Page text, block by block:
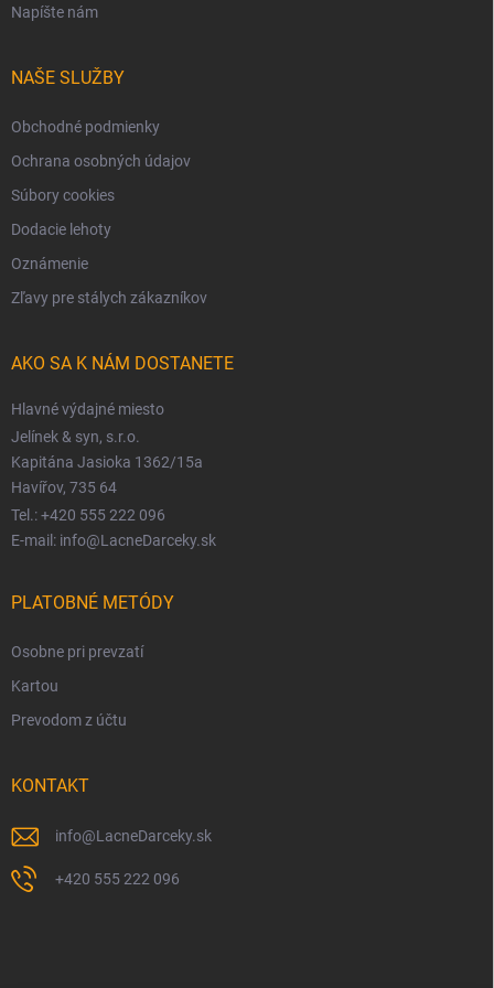
Napíšte nám
NAŠE SLUŽBY
Obchodné podmienky
Ochrana osobných údajov
Súbory cookies
Dodacie lehoty
Oznámenie
Zľavy pre stálych zákazníkov
AKO SA K NÁM DOSTANETE
Hlavné výdajné miesto
Jelínek & syn, s.r.o.
Kapitána Jasioka 1362/15a
Havířov, 735 64
Tel.: +420 555 222 096
E-mail: info@LacneDarceky.sk
PLATOBNÉ METÓDY
Osobne pri prevzatí
Kartou
Prevodom z účtu
KONTAKT
info@LacneDarceky.sk
+420 555 222 096